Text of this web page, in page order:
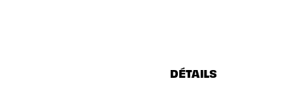
DÉTAILS